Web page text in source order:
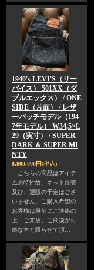
1940's LEVI'S（リー
バイス） 501XX（ダ
ブルエックス） / ONE
SIDE（片面） / レザ
ーパッチモデル（194
7年モデル） W34,5×L
29（実寸） / SUPER
DARK ＆ SUPER MI
NTY
8,800,000円(税込)
・こちらの商品はアイテ
ムの特性故、ネット販売
及び、通販の予定はござ
いません。ご購入希望の
お客様は事前にご連絡の
上、ご来店、ご商談が可
能な方と限らせて頂…